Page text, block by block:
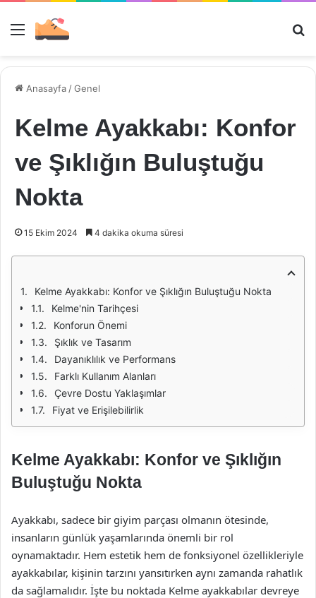
Menü
Anasayfa /Genel
Kelme Ayakkabı: Konfor
ve Şıklığın Buluştuğu
Nokta
15 Ekim 2024 4 dakika okuma süresi
Kelme Ayakkabı: Konfor ve Şıklığın Buluştuğu Nokta
Kelme'nin Tarihçesi
Konforun Önemi
Şıklık ve Tasarım
Dayanıklılık ve Performans
Farklı Kullanım Alanları
Çevre Dostu Yaklaşımlar
Fiyat ve Erişilebilirlik
Kelme Ayakkabı: Konfor ve Şıklığın
Buluştuğu Nokta
Ayakkabı, sadece bir giyim parçası olmanın ötesinde,
insanların günlük yaşamlarında önemli bir rol
oynamaktadır. Hem estetik hem de fonksiyonel özellikleriyle
ayakkabılar, kişinin tarzını yansıtırken aynı zamanda rahatlık
da sağlamalıdır. İşte bu noktada Kelme ayakkabılar devreye